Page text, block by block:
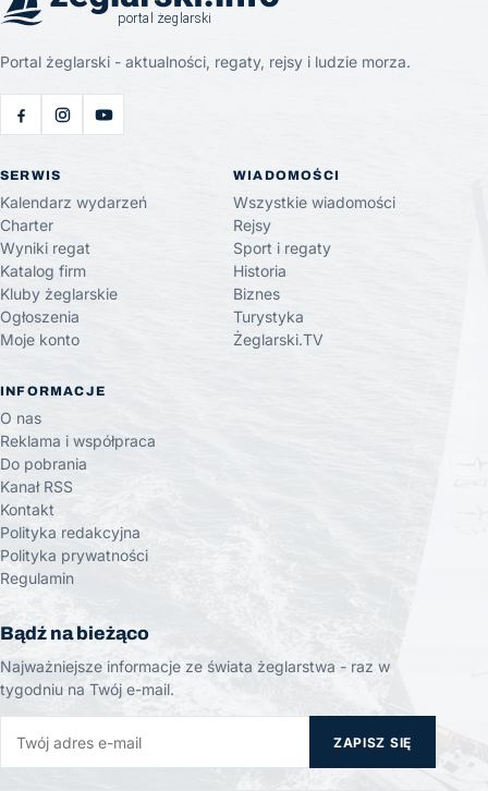
Portal żeglarski - aktualności, regaty, rejsy i ludzie morza.
SERWIS
Kalendarz wydarzeń
Charter
Wyniki regat
Katalog firm
Kluby żeglarskie
Ogłoszenia
Moje konto
WIADOMOŚCI
Wszystkie wiadomości
Rejsy
Sport i regaty
Historia
Biznes
Turystyka
Żeglarski.TV
INFORMACJE
O nas
Reklama i współpraca
Do pobrania
Kanał RSS
Kontakt
Polityka redakcyjna
Polityka prywatności
Regulamin
Bądź na bieżąco
Najważniejsze informacje ze świata żeglarstwa - raz w
tygodniu na Twój e-mail.
ZAPISZ SIĘ